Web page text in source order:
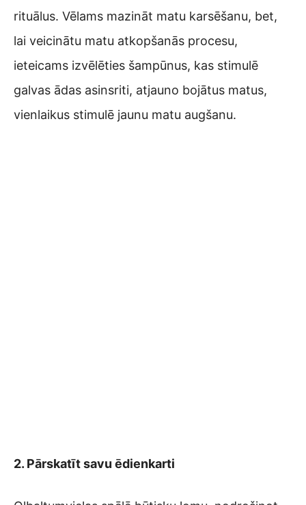
rituālus. Vēlams mazināt matu karsēšanu, bet,
lai veicinātu matu atkopšanās procesu,
ieteicams izvēlēties šampūnus, kas stimulē
galvas ādas asinsriti, atjauno bojātus matus,
vienlaikus stimulē jaunu matu augšanu.
2. Pārskatīt savu ēdienkarti